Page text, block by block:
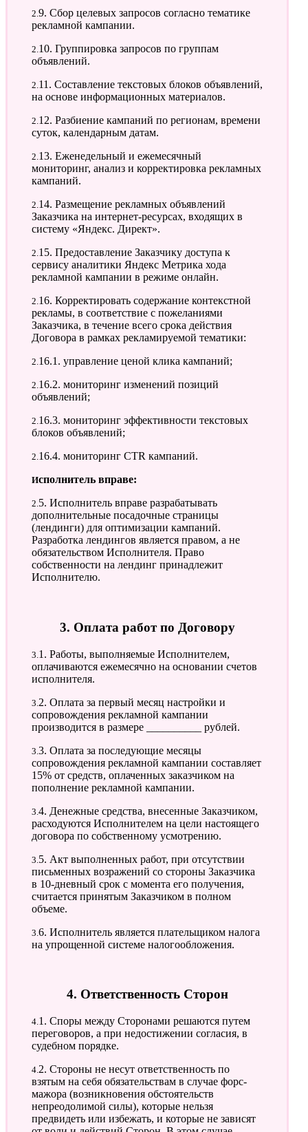
2.9. Сбор целевых запросов согласно тематике
рекламной кампании.
2.10. Группировка запросов по группам
объявлений.
2.11. Составление текстовых блоков объявлений,
на основе информационных материалов.
2.12. Разбиение кампаний по регионам, времени
суток, календарным датам.
2.13. Еженедельный и ежемесячный
мониторинг, анализ и корректировка рекламных
кампаний.
2.14. Размещение рекламных объявлений
Заказчика на интернет-ресурсах, входящих в
систему «Яндекс. Директ».
2.15. Предоставление Заказчику доступа к
сервису аналитики Яндекс Метрика хода
рекламной кампании в режиме онлайн.
2.16. Корректировать содержание контекстной
рекламы, в соответствие с пожеланиями
Заказчика, в течение всего срока действия
Договора в рамках рекламируемой тематики:
2.16.1. управление ценой клика кампаний;
2.16.2. мониторинг изменений позиций
объявлений;
2.16.3. мониторинг эффективности текстовых
блоков объявлений;
2.16.4. мониторинг CTR кампаний.
Исполнитель вправе:
2.5. Исполнитель вправе разрабатывать
дополнительные посадочные страницы
(лендинги) для оптимизации кампаний.
Разработка лендингов является правом, а не
обязательством Исполнителя. Право
собственности на лендинг принадлежит
Исполнителю.
3. Оплата работ по Договору
3.1. Работы, выполняемые Исполнителем,
оплачиваются ежемесячно на основании счетов
исполнителя.
3.2. Оплата за первый месяц настройки и
сопровождения рекламной кампании
производится в размере __________ рублей.
3.3. Оплата за последующие месяцы
сопровождения рекламной кампании составляет
15% от средств, оплаченных заказчиком на
пополнение рекламной кампании.
3.4. Денежные средства, внесенные Заказчиком,
расходуются Исполнителем на цели настоящего
договора по собственному усмотрению.
3.5. Акт выполненных работ, при отсутствии
письменных возражений со стороны Заказчика
в 10-дневный срок с момента его получения,
считается принятым Заказчиком в полном
объеме.
3.6. Исполнитель является плательщиком налога
на упрощенной системе налогообложения.
4. Ответственность Сторон
4.1. Споры между Сторонами решаются путем
переговоров, а при недостижении согласия, в
судебном порядке.
4.2. Стороны не несут ответственность по
взятым на себя обязательствам в случае форс-
мажора (возникновения обстоятельств
непреодолимой силы), которые нельзя
предвидеть или избежать, и которые не зависят